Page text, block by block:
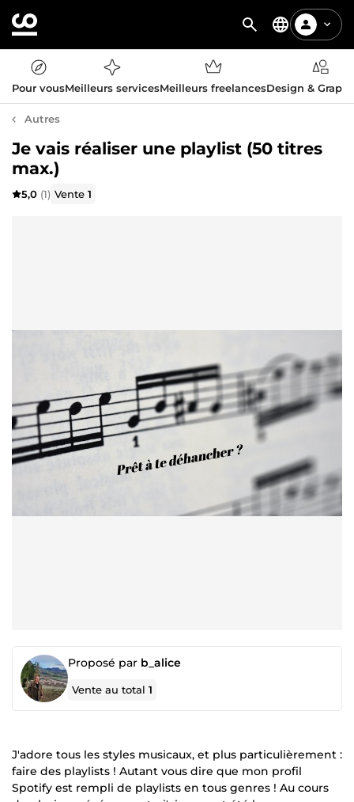
Pour vousMeilleurs servicesMeilleurs freelancesDesign &
Autres
Je vais réaliser une playlist (50 titres
max.)
5,0 (1) Vente1
Proposé par b_alice
Vente au total1
J'adore tous les styles musicaux, et plus particulièrement :
faire des playlists ! Autant vous dire que mon profil
Spotify est rempli de playlists en tous genres ! Au cours